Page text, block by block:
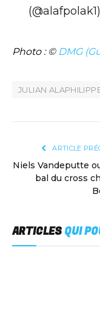
(@alafpolak1)
Photo : © DMG
JULIAN
ARTICLE
Niels Vandeputte
bal du cross
ARTICLES QUI